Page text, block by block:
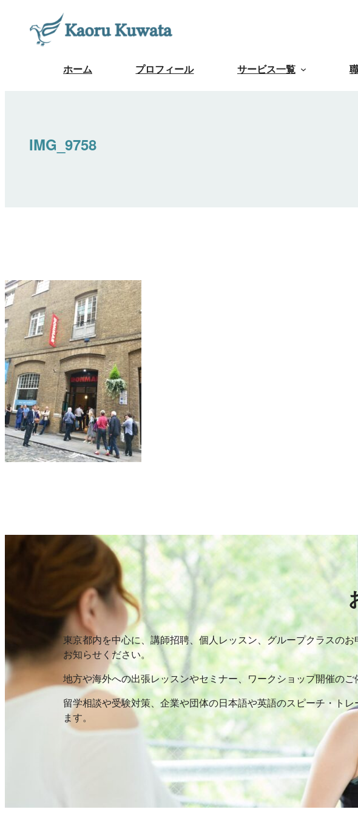
ホーム プロフィール サービス一覧
IMG_9758
東京都内を中心に、講師招聘、個人レッスン、グループクラスの
お知らせください。
地方や海外への出張レッスンやセミナー、ワークショップ開催の
留学相談や受験対策、企業や団体の日本語や英語のスピーチ・ト
ます。